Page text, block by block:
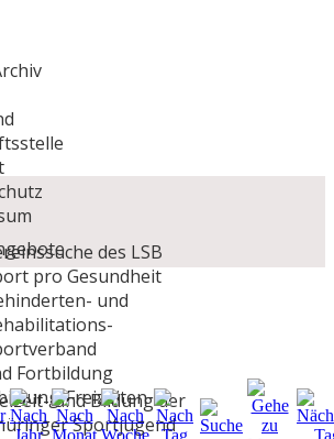
des LSB
pro Gesundheit
und
Fortbildung
Freizeiten
und Bildung der
Sportjugend